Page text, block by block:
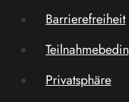
Barrierefreiheit
Privatsphäre